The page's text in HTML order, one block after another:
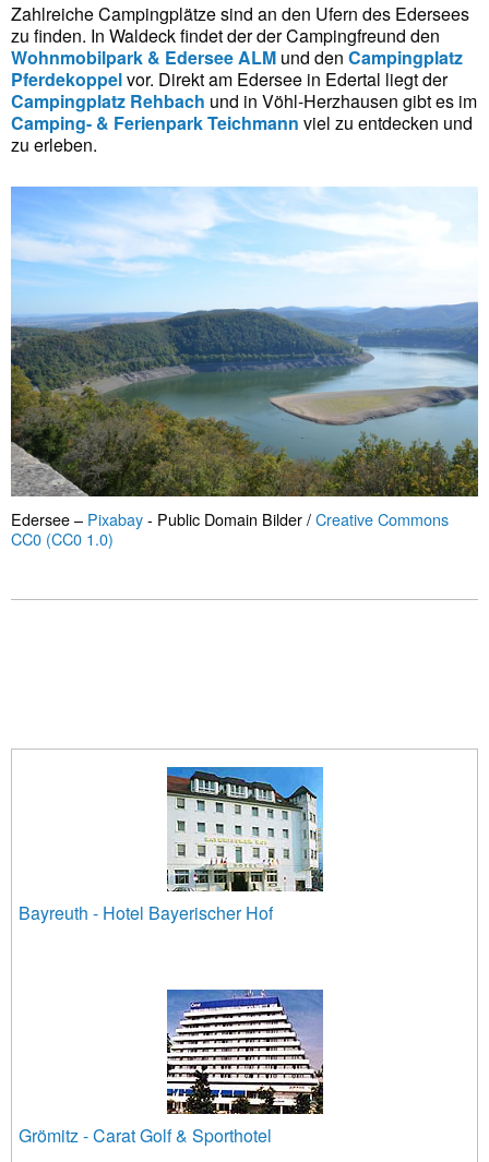
Zahlreiche Campingplätze sind an den Ufern des Edersees
zu finden. In Waldeck findet der der Campingfreund den
Wohnmobilpark & Edersee ALM und den Campingplatz
Pferdekoppelvor. Direkt am Edersee in Edertal liegt der
Campingplatz Rehbach und in Vöhl-Herzhausen gibt es im
Camping- & Ferienpark Teichmann viel zu entdecken und
zu erleben.
Edersee – Pixabay- Public Domain Bilder /Creative Commons
CC0 (CC0 1.0)
Bayreuth - Hotel Bayerischer Hof
Grömitz - Carat Golf & Sporthotel